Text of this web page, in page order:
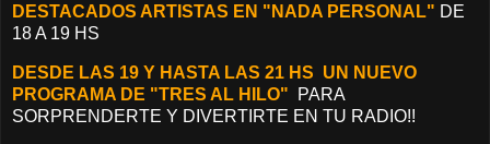
DESTACADOS ARTISTAS EN "NADA PERSONAL" DE
18 A 19 HS
DESDE LAS 19 Y HASTA LAS 21 HS UN NUEVO
PROGRAMA DE "TRES AL HILO" PARA
SORPRENDERTE Y DIVERTIRTE EN TU RADIO!!